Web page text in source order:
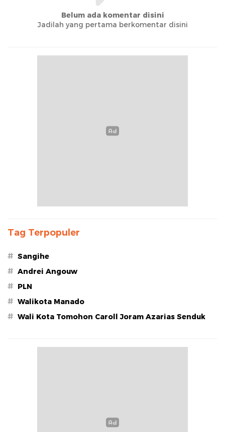
Belum ada komentar disini
Jadilah yang pertama berkomentar disini
Tag Terpopuler
# Sangihe
# Andrei Angouw
# PLN
# Walikota Manado
# Wali Kota Tomohon Caroll Joram Azarias Senduk